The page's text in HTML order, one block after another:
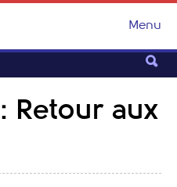
Menu
Retour aux